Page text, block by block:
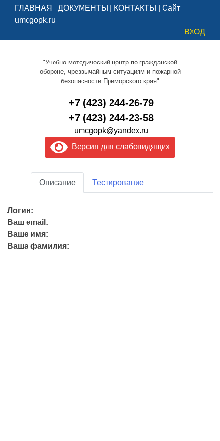
ГЛАВНАЯ ДОКУМЕНТЫ КОНТАКТЫ
Сайт
umcgopk.ru
ВХОД
"Учебно-методический центр по гражданской
обороне, чрезвычайным ситуациям и пожарной
безопасности Приморского края"
+7 (423) 244-26-79
+7 (423) 244-23-58
umcgopk@yandex.ru
Версия для слабовидящих
Описание Тестирование
Логин:
Ваш email:
Ваше имя:
Ваша фамилия: